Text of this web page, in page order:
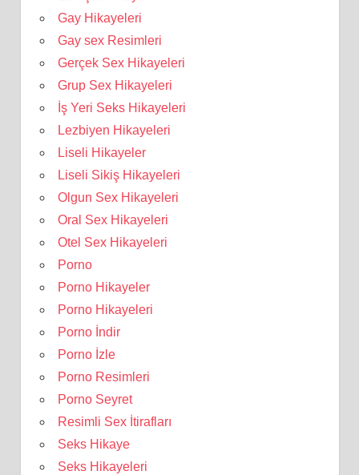
Gay Hikayeleri
Gay sex Resimleri
Gerçek Sex Hikayeleri
Grup Sex Hikayeleri
İş Yeri Seks Hikayeleri
Lezbiyen Hikayeleri
Liseli Hikayeler
Liseli Sikiş Hikayeleri
Olgun Sex Hikayeleri
Oral Sex Hikayeleri
Otel Sex Hikayeleri
Porno
Porno Hikayeler
Porno Hikayeleri
Porno İndir
Porno İzle
Porno Resimleri
Porno Seyret
Resimli Sex İtirafları
Seks Hikaye
Seks Hikayeleri